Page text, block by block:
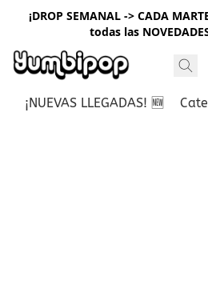
¡DROP SEMANAL -> CADA
todas las
¡NUEVAS LLEGADAS! 🆕